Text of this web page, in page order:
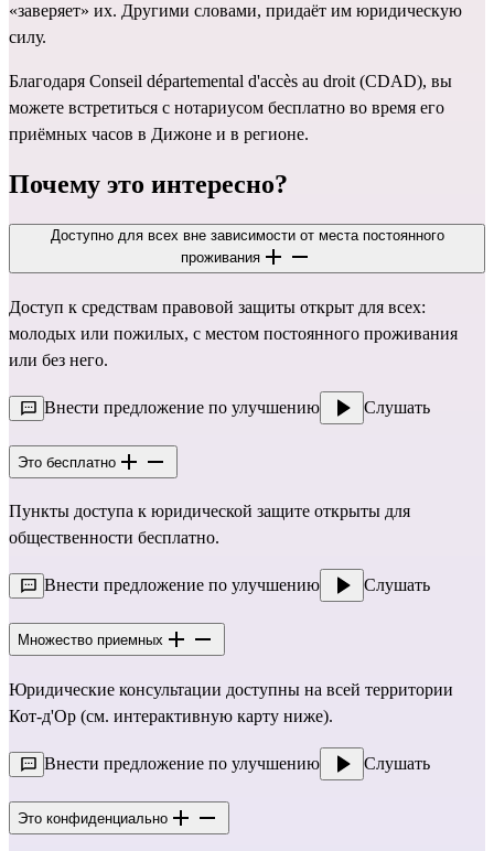
«заверяет» их. Другими словами, придаёт им юридическую
силу.
Благодаря Conseil départemental d'accès au droit (CDAD), вы
можете встретиться с нотариусом бесплатно во время его
приёмных часов в Дижоне и в регионе.
Почему это интересно?
Доступно для всех вне зависимости от места постоянного
проживания
Доступ к средствам правовой защиты открыт для всех:
молодых или пожилых, с местом постоянного проживания
или без него.
Внести предложение по улучшению Слушать
Это бесплатно
Пункты доступа к юридической защите открыты для
общественности бесплатно.
Внести предложение по улучшению Слушать
Множество приемных
Юридические консультации доступны на всей территории
Кот-д'Ор (см. интерактивную карту ниже).
Внести предложение по улучшению Слушать
Это конфиденциально